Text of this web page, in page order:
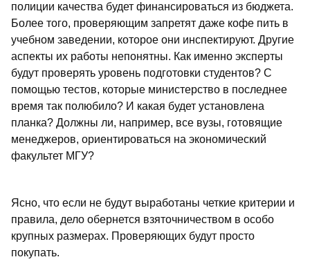
полиции качества будет финансироваться из бюджета.
Более того, проверяющим запретят даже кофе пить в
учебном заведении, которое они инспектируют. Другие
аспекты их работы непонятны. Как именно эксперты
будут проверять уровень подготовки студентов? С
помощью тестов, которые министерство в последнее
время так полюбило? И какая будет установлена
планка? Должны ли, например, все вузы, готовящие
менеджеров, ориентироваться на экономический
факультет МГУ?
Ясно, что если не будут выработаны четкие критерии и
правила, дело обернется взяточничеством в особо
крупных размерах. Проверяющих будут просто
покупать.